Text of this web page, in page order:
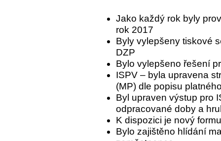
Jako každý rok byly
rok 2017
Byly vylepšeny tiskové
DZP
Bylo vylepšeno řešení
ISPV – byla upravena
(MP) dle popisu
Byl upraven výstup pro
odpracované doby a
K dispozici je nový
Bylo zajištěno hlídání